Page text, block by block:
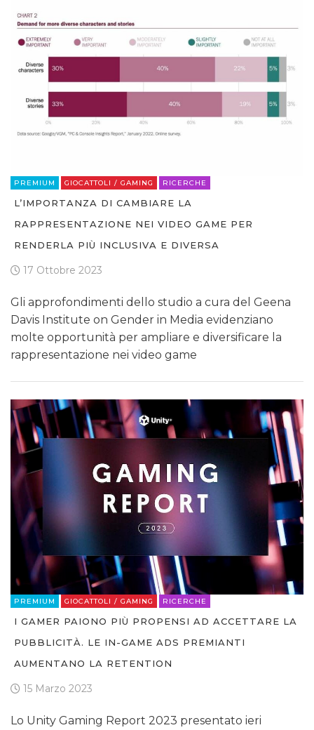
PREMIUM GIOCATTOLI / GAMING RICERCHE
L’IMPORTANZA DI CAMBIARE LA
RAPPRESENTAZIONE NEI VIDEO GAME PER
RENDERLA PIÙ INCLUSIVA E DIVERSA
17 Ottobre 2023
Gli approfondimenti dello studio a cura del Geena
Davis Institute on Gender in Media evidenziano
molte opportunità per ampliare e diversificare la
rappresentazione nei video game
PREMIUM GIOCATTOLI / GAMING RICERCHE
I GAMER PAIONO PIÙ PROPENSI AD ACCETTARE LA
PUBBLICITÀ. LE IN-GAME ADS PREMIANTI
AUMENTANO LA RETENTION
15 Marzo 2023
Lo Unity Gaming Report 2023 presentato ieri